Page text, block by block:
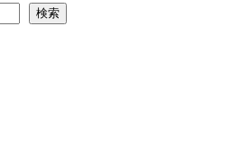
検索